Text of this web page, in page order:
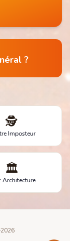
?
🕵️
Imposteur
🏛️
Architecture
2026